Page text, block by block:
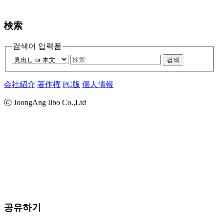
検索
검색어 입력폼
검색
会社紹介 著作権 PC版 個人情報
ⓒ JoongAng Ilbo Co.,Ltd
공유하기